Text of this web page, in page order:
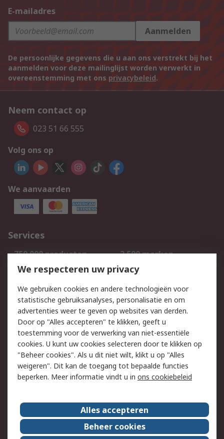
E-mailadres
Aanmelden
De persoonlijke gegevens die u aan ons verstrekt bij het
aanmelden voor deze mailinglijst worden verwerkt in
overeenstemming met ons privacybeleid.
Neem contact op
023 51 66 555
Volg ons op
We aanvaarden
Services
750.000 producten
2.500 merken
Bestellen
Inkoopoplossingen
Track & Trace
Wettelijk
Cookiebeleid
Email veiligheid
Privacybeleid
Websitevoorwaarden
Algemene
verkoopvoorwaarden
Over RS
RS Group
Over ons
We respecteren uw privacy
We gebruiken cookies en andere technologieën voor
statistische gebruiksanalyses, personalisatie en om
advertenties weer te geven op websites van derden.
Door op "Alles accepteren" te klikken, geeft u
toestemming voor de verwerking van niet-essentiële
cookies. U kunt uw cookies selecteren door te klikken op
"Beheer cookies". Als u dit niet wilt, klikt u op "Alles
weigeren". Dit kan de toegang tot bepaalde functies
beperken. Meer informatie vindt u in ons cookiebeleid
Alles accepteren
Beheer cookies